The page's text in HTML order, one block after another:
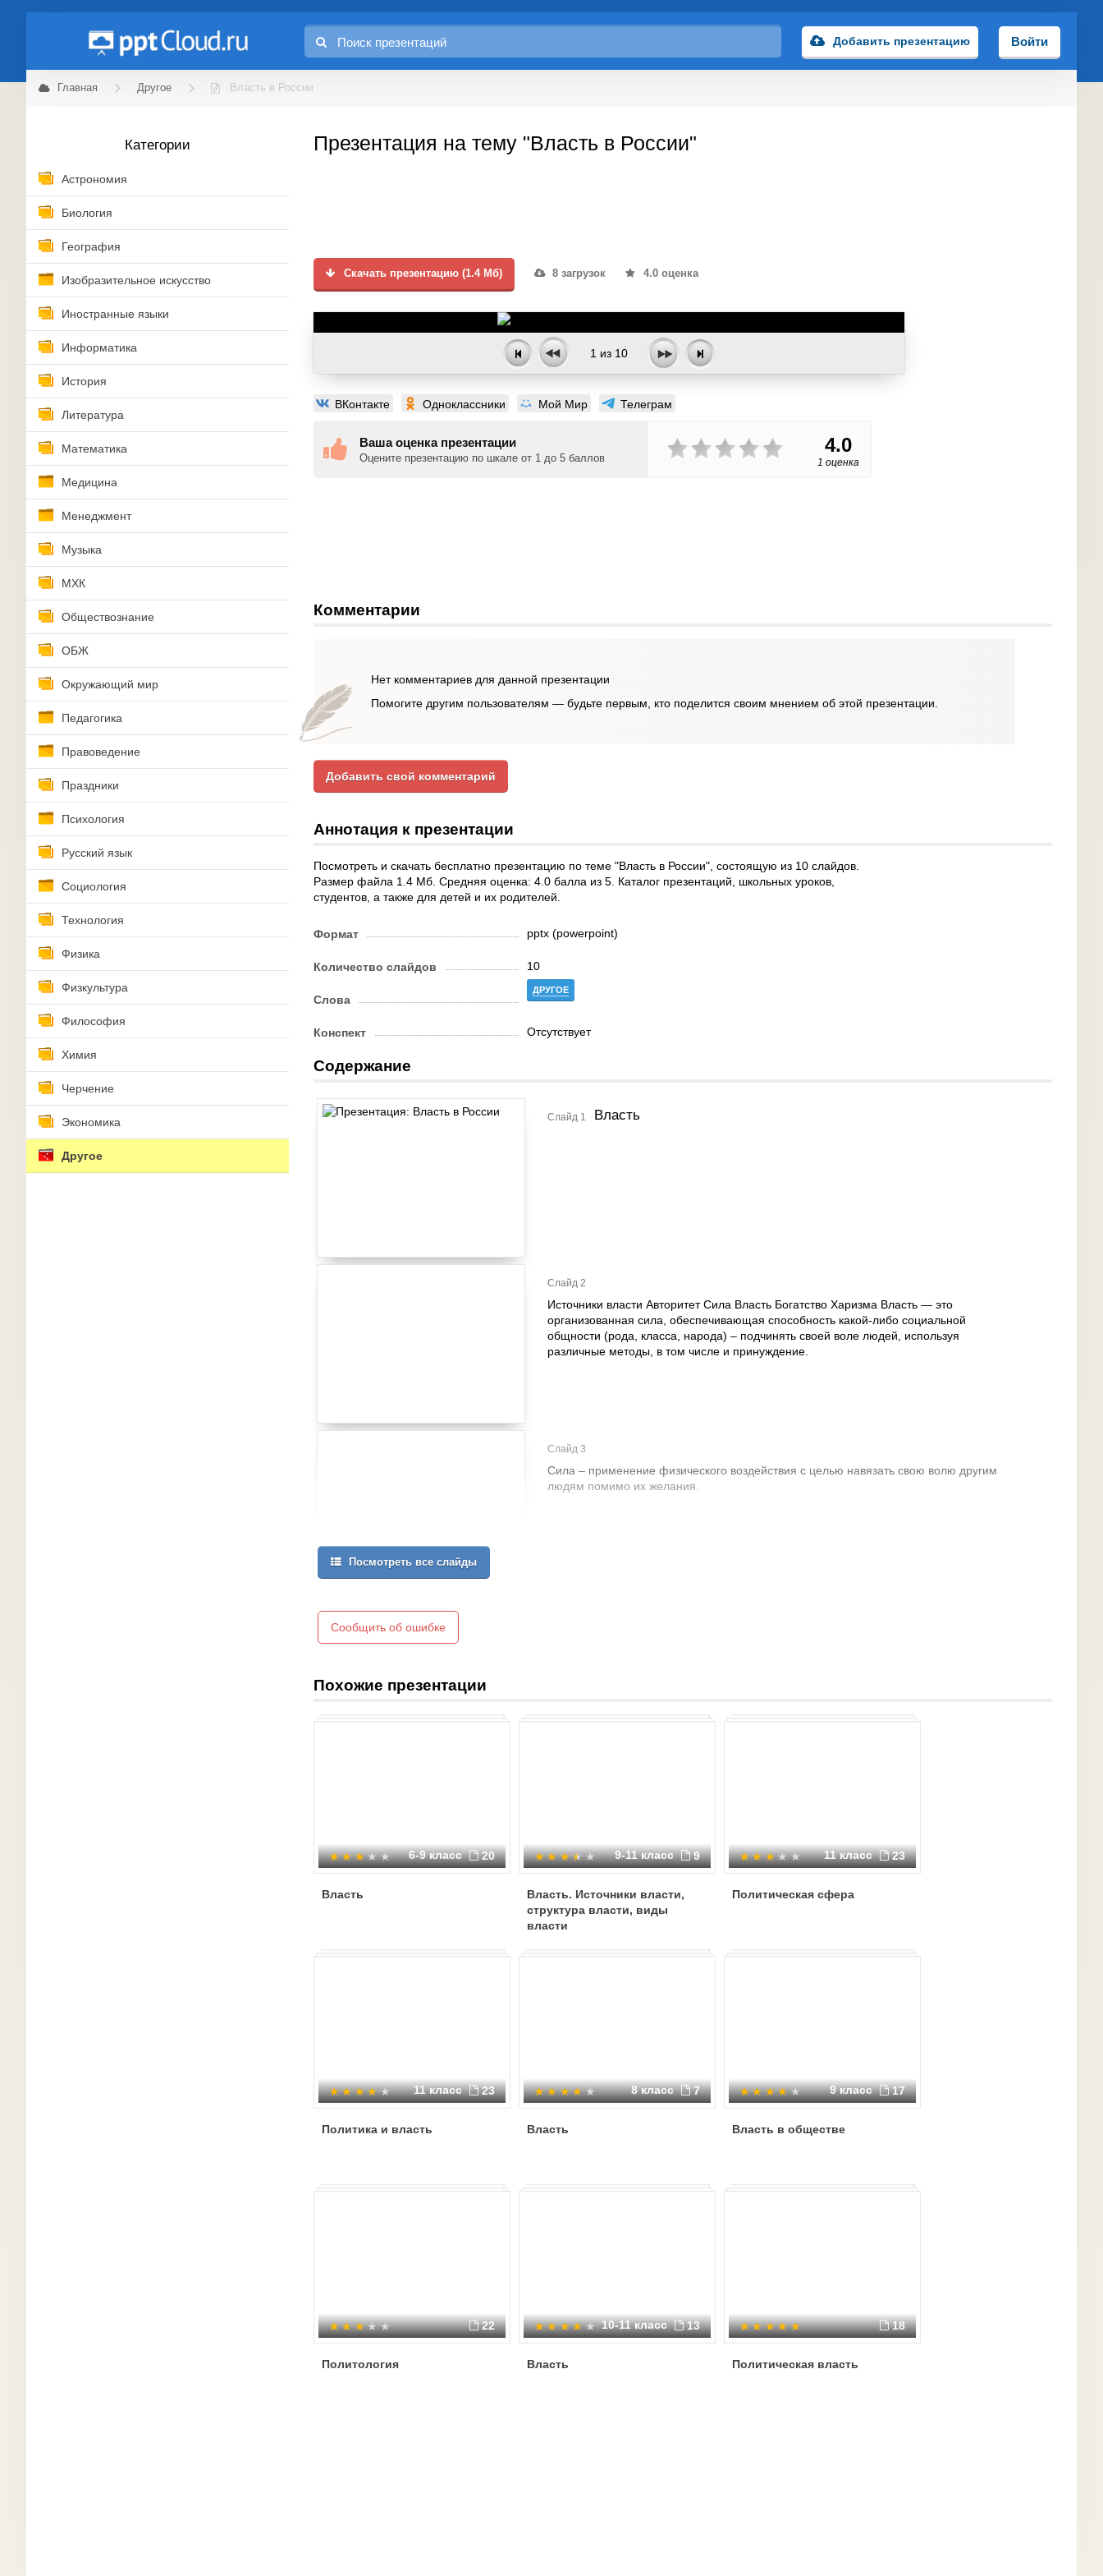
Добавить презентацию Войти
Главная Другое Власть в России
Категории
Астрономия
Биология
География
Изобразительное искусство
Иностранные языки
Информатика
История
Литература
Математика
Медицина
Менеджмент
Музыка
МХК
Обществознание
ОБЖ
Окружающий мир
Педагогика
Правоведение
Праздники
Психология
Русский язык
Социология
Технология
Физика
Физкультура
Философия
Химия
Черчение
Экономика
Другое
Презентация на тему "Власть в России"
Скачать презентацию (1.4 Мб) 8 загрузок 4.0 оценка
1 из 10
ВКонтакте Одноклассники Мой Мир Телеграм
Ваша оценка презентации
Оцените презентацию по шкале от 1 до 5 баллов
4.0
1 оценка
Комментарии
Нет комментариев для данной презентации
Помогите другим пользователям — будьте первым, кто поделится своим мнением об этой презентации.
Добавить свой комментарий
Аннотация к презентации
Посмотреть и скачать бесплатно презентацию по теме "Власть в России", состоящую из 10 слайдов.
Размер файла 1.4 Мб. Средняя оценка: 4.0 балла из 5. Каталог презентаций, школьных уроков,
студентов, а также для детей и их родителей.
Формат pptx (powerpoint)
Количество слайдов 10
Слова
ДРУГОЕ
Конспект Отсутствует
Содержание
Слайд 1 Власть
Слайд 2
Источники власти Авторитет Сила Власть Богатство Харизма Власть — это
организованная сила, обеспечивающая способность какой-либо социальной
общности (рода, класса, народа) – подчинять своей воле людей, используя
различные методы, в том числе и принуждение.
Слайд 3
Сила – применение физического воздействия с целью навязать свою волю другим
людям помимо их желания.
Посмотреть все слайды
Сообщить об ошибке
Похожие презентации
6-9 класс 20
Власть
9-11 класс 9
Власть. Источники власти,
структура власти, виды
власти
11 класс 23
Политическая сфера
11 класс 23
Политика и власть
8 класс 7
Власть
9 класс 17
Власть в обществе
22
Политология
10-11 класс 13
Власть
18
Политическая власть